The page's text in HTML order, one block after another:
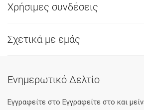
Χρήσιμες συνδέσεις
Σχετικά με εμάς
Ενημερωτικό Δελτίο
Εγγραφείτε στο Eγγραφείτε στο και